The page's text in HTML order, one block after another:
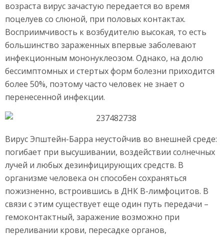
возраста вирус зачастую передается во время
поцелуев со слюной, при половых контактах.
Восприимчивость к возбудителю высокая, то есть
большинство зараженных впервые заболевают
инфекционным мононуклеозом. Однако, на долю
бессимптомных и стертых форм болезни приходится
более 50%, поэтому часто человек не знает о
перенесенной инфекции.
Вирус Эпштейн-Барра неустойчив во внешней среде:
погибает при высушивании, воздействии солнечных
лучей и любых дезинфицирующих средств. В
организме человека он способен сохраняться
пожизненно, встроившись в ДНК В-лимфоцитов. В
связи с этим существует еще один путь передачи –
гемоконтактный, заражение возможно при
переливании крови, пересадке органов,